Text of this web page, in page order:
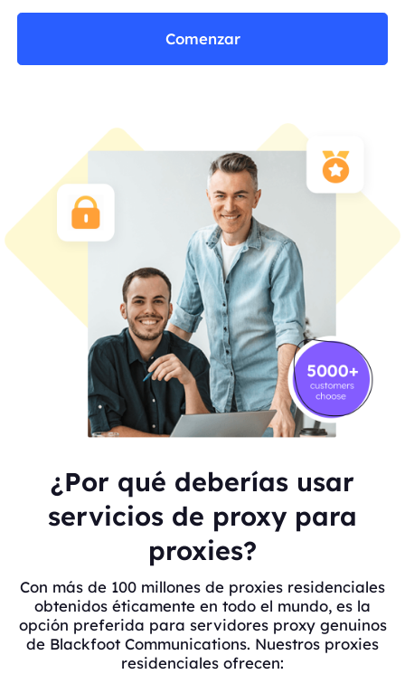
Comenzar
¿Por qué deberías usar
servicios de proxy para
proxies?
Con más de 100 millones de proxies residenciales
obtenidos éticamente en todo el mundo, es la
opción preferida para servidores proxy genuinos
de Blackfoot Communications. Nuestros proxies
residenciales ofrecen: